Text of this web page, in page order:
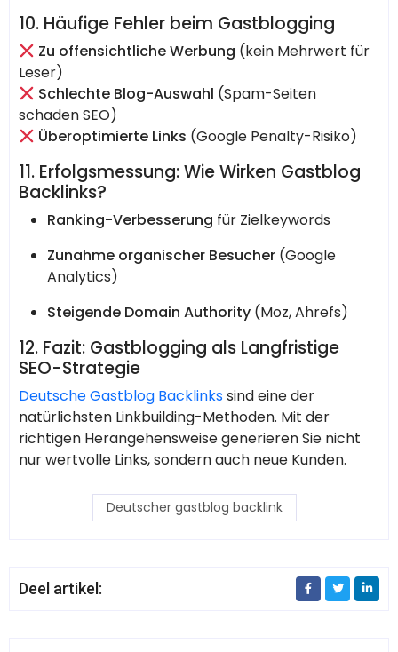
10. Häufige Fehler beim Gastblogging
Zu offensichtliche Werbung (kein Mehrwert für
Leser)
Schlechte Blog-Auswahl (Spam-Seiten
schaden SEO)
Überoptimierte Links (Google Penalty-Risiko)
11. Erfolgsmessung: Wie Wirken Gastblog
Backlinks?
Ranking-Verbesserung für Zielkeywords
Zunahme organischer Besucher (Google
Analytics)
Steigende Domain Authority (Moz, Ahrefs)
12. Fazit: Gastblogging als Langfristige
SEO-Strategie
Deutsche Gastblog Backlinkssind eine der
natürlichsten Linkbuilding-Methoden. Mit der
richtigen Herangehensweise generieren Sie nicht
nur wertvolle Links, sondern auch neue Kunden.
Deutscher gastblog backlink
Deel artikel: